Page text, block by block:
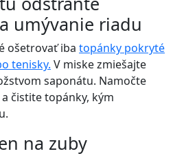
umývanie riadu
ošetrovať iba topánky pokryté
tenisky. V miske zmiešajte
saponátu. Namočte
čistite topánky, kým
na zuby